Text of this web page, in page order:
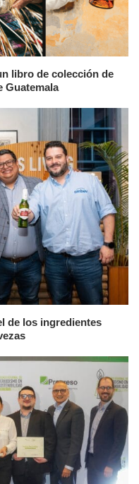
libro de colección de
Guatemala
de los ingredientes